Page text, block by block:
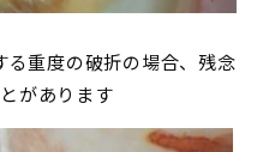
重度の破折の場合、残念
があります